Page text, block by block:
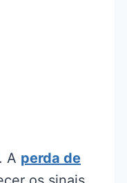
A perda de